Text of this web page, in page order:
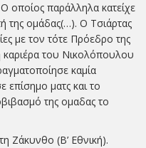
οποίος παράλληλα κατείχε
της ομάδας(…). Ο Τσιάρτας
με τον τότε Πρόεδρο της
του Νικολόπουλου
καμία
ματς και το
της ομαδας το
Ζάκυνθο (Β’ Εθνική).